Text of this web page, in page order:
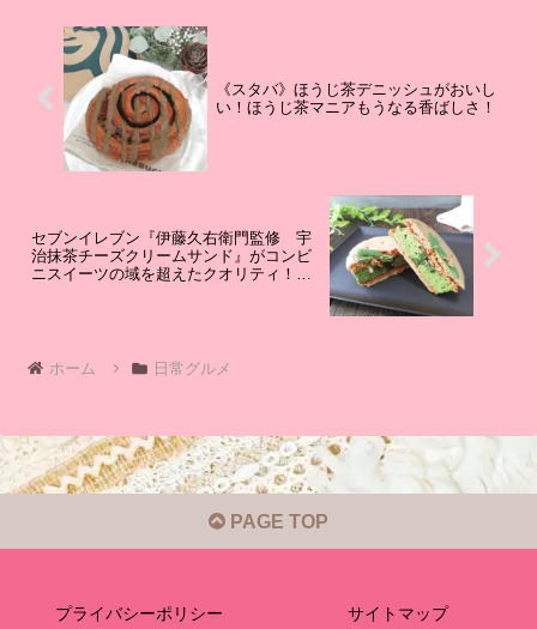
《スタバ》ほうじ茶デニッシュがおいし
い！ほうじ茶マニアもうなる香ばしさ！
セブンイレブン『伊藤久右衛門監修 宇
治抹茶チーズクリームサンド』がコンビ
ニスイーツの域を超えたクオリティ！本
ホーム 日常グルメ
PAGE TOP
プライバシーポリシー サイトマップ